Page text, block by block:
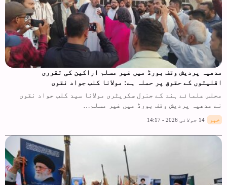
مدھیہ پردیش وقف بورڈ میں غیر مسلم اراکین کی تقرری
اقلیتوں کے حقوق پر حملہ ہے: مولانا کلب جواد نقوی
مجلس علمائے ہند کے جنرل سکریٹری مولانا سید کلب جواد نقوی
نے مدھیہ پردیش وقف بورڈ میں غیر مسلم…
خبر 14 جولائی 2026 - 14:17